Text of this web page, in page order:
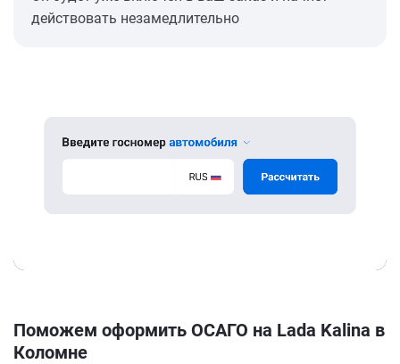
действовать незамедлительно
Поможем оформить ОСАГО на Lada Kalina в
Коломне